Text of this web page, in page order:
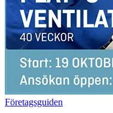
Företagsguiden